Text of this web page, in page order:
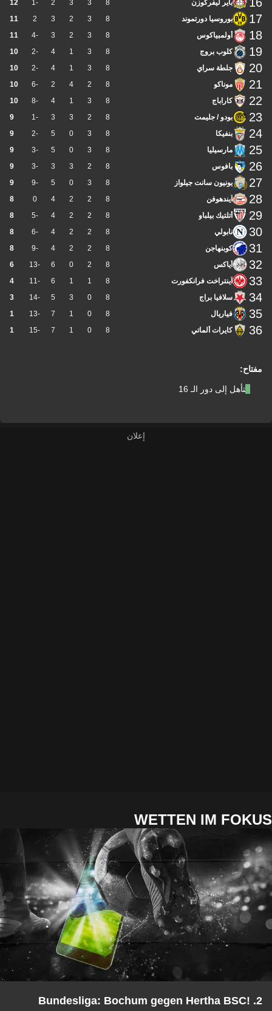
مفتاح:
التأهل إلى دور الـ 16
باير ليفركوزن 8
3
3
2
-1
12
17 بوروسيا دورتموند 8
3
2
3
2
11
18 أولمبياكوس 8
3
2
3
-4
11
19 كلوب بروج 8
3
1
4
-2
10
20 جلطة سراي 8
3
1
4
-2
10
21 موناكو 8
2
4
2
-6
10
22 كاراباج 8
3
1
4
-8
10
23 بودو / جليمت 8
2
3
3
-1
9
24 بنفيكا 8
3
0
5
-2
9
25 مارسيليا 8
3
0
5
-3
9
26 بافوس 8
2
3
3
-3
9
27 يونيون سانت جيلواز 8
3
0
5
-9
9
28 آيندهوفن 8
2
2
4
0
8
29 أتلتيك بيلباو 8
2
2
4
-5
8
30 نابولي 8
2
2
4
-6
8
31 كوبنهاجن 8
2
2
4
-9
8
32 أياكس 8
2
0
6
-13
6
33 آينتراخت فرانكفورت 8
1
1
6
-11
4
34 سلافيا براج 8
0
3
5
-14
3
35 فياريال 8
0
1
7
-13
1
36 كايرات ألماتي 8
0
1
7
-15
1
WETTEN IM FOKUS
2. Bundesliga: Bochum gegen Hertha BSC!